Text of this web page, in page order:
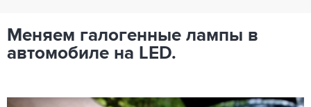
Меняем галогенные лампы в
автомобиле на LED.